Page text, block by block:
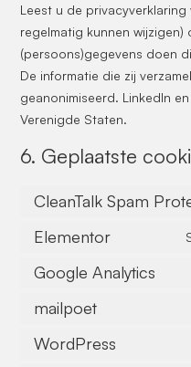
Leest u de
regelmatig kunnen wijzigen)
(persoons)gegevens doen
De informatie die zij
geanonimiseerd. LinkedIn
Verenigde Staten.
6. Geplaatste
CleanTalk Spam
Elementor
Google Analytics
mailpoet
WordPress